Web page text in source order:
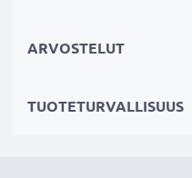
✔ Suojaa linssiä
ARVOSTELUT
TUOTETURVALLISUUS